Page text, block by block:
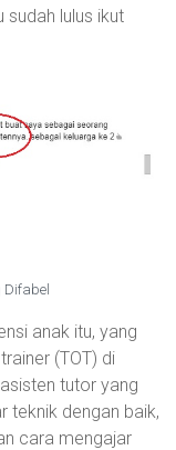
sudah lulus ikut
Difabel
anak itu, yang
(TOT) di
tutor yang
teknik dengan baik,
cara mengajar